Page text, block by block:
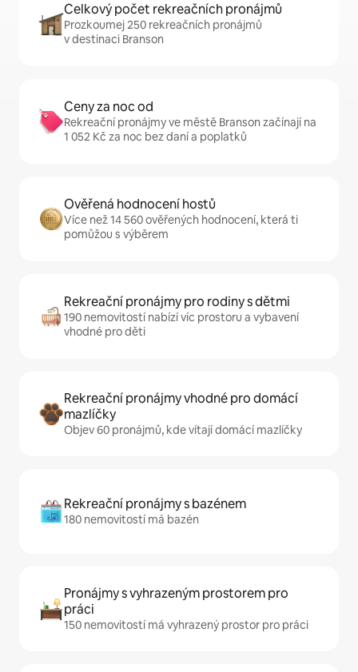
Celkový počet rekreačních pronájmů
Prozkoumej 250 rekreačních pronájmů
v destinaci Branson
Ceny za noc od
Rekreační pronájmy ve městě Branson začínají na
1 052 Kč za noc bez daní a poplatků
Ověřená hodnocení hostů
Více než 14 560 ověřených hodnocení, která ti
pomůžou s výběrem
Rekreační pronájmy pro rodiny s dětmi
190 nemovitostí nabízí víc prostoru a vybavení
vhodné pro děti
Rekreační pronájmy vhodné pro domácí
mazlíčky
Objev 60 pronájmů, kde vítají domácí mazlíčky
Rekreační pronájmy s bazénem
180 nemovitostí má bazén
Pronájmy s vyhrazeným prostorem pro
práci
150 nemovitostí má vyhrazený prostor pro práci